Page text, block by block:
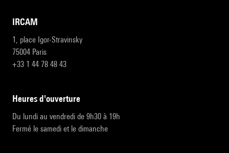
IRCAM
1, place Igor-Stravinsky
75004 Paris
+33 1 44 78 48 43
heures d'ouverture
Du lundi au vendredi de 9h30 à 19h
Fermé le samedi et le dimanche